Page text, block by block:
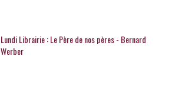
Lundi Librairie : Le Père de nos pères - Bernard
Werber